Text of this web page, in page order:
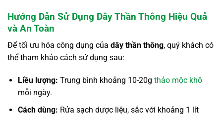
Hướng Dẫn Sử Dụng Dây Thần Thông Hiệu Quả
và An Toàn
Để tối ưu hóa công dụng của dây thần thông, quý khách có
thể tham khảo cách sử dụng sau:
Liều lượng: Trung bình khoảng 10-20g thảo mộc khô
mỗi ngày.
Cách dùng: Rửa sạch dược liệu, sắc với khoảng 1 lít